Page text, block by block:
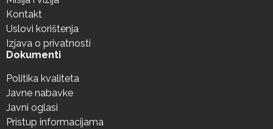
Kontakt
Uslovi korištenja
Izjava o privatnosti
Dokumenti
Politika kvaliteta
Javne nabavke
Javni oglasi
Pristup informacijama